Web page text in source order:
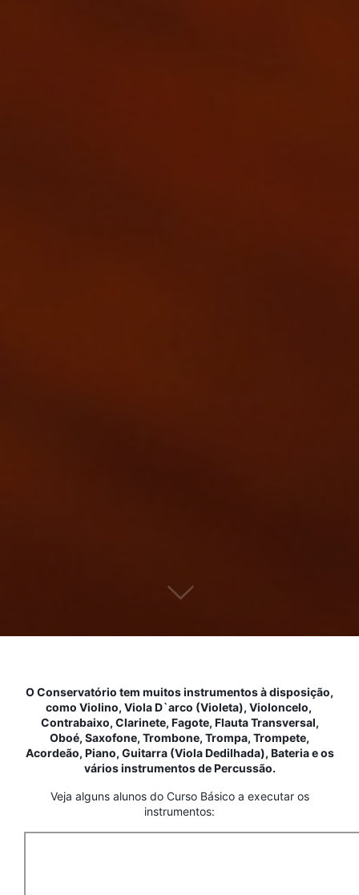
O Conservatório tem muitos instrumentos à disposição,
como Violino, Viola D`arco (Violeta), Violoncelo,
Contrabaixo, Clarinete, Fagote, Flauta Transversal,
Oboé, Saxofone, Trombone, Trompa, Trompete,
Acordeão, Piano, Guitarra (Viola Dedilhada), Bateria e os
vários instrumentos de Percussão.
Veja alguns alunos do Curso Básico a executar os
instrumentos: